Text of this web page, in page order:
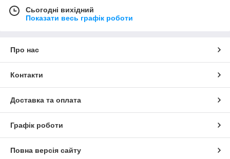
Сьогодні вихідний
Показати весь графік роботи
Про нас
Контакти
Доставка та оплата
Графік роботи
Повна версія сайту